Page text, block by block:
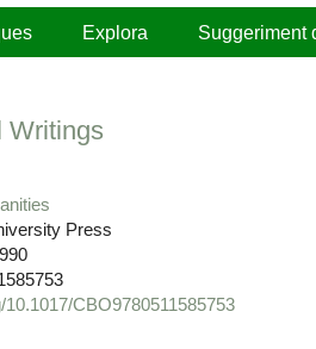
Explora Suggeriment
Writings
Press
10.1017/CBO9780511585753